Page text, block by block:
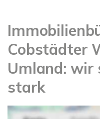
Cobstädter
Umland: wir
stark